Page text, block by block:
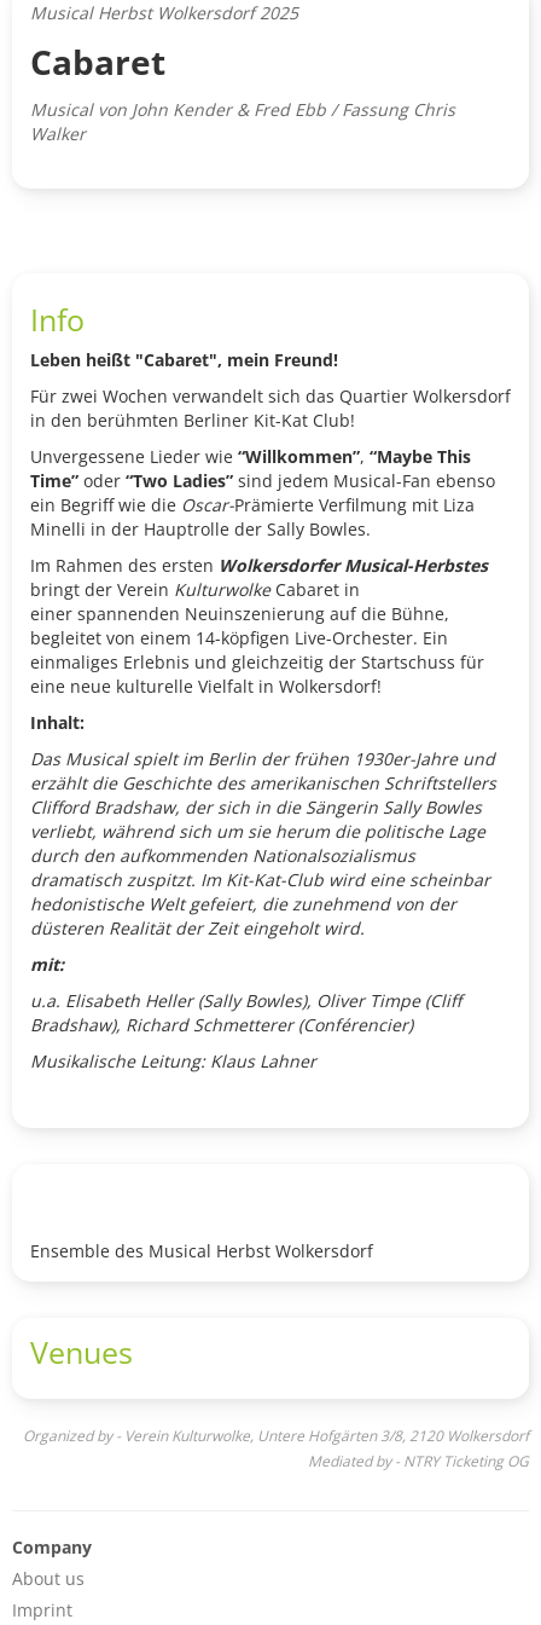
Musical Herbst Wolkersdorf 2025
Cabaret
Musical von John Kender & Fred Ebb / Fassung Chris
Walker
Info
Leben heißt "Cabaret", mein Freund!
Für zwei Wochen verwandelt sich das Quartier Wolkersdorf
in den berühmten Berliner Kit-Kat Club!
Unvergessene Lieder wie “Willkommen”, “Maybe This
Time” oder “Two Ladies” sind jedem Musical-Fan ebenso
ein Begriff wie die Oscar-Prämierte Verfilmung mit Liza
Minelli in der Hauptrolle der Sally Bowles.
Im Rahmen des ersten Wolkersdorfer Musical-Herbstes
bringt der Verein KulturwolkeCabaret in
einer spannenden Neuinszenierung auf die Bühne,
begleitet von einem 14-köpfigen Live-Orchester. Ein
einmaliges Erlebnis und gleichzeitig der Startschuss für
eine neue kulturelle Vielfalt in Wolkersdorf!
Inhalt:
Das Musical spielt im Berlin der frühen 1930er-Jahre und
erzählt die Geschichte des amerikanischen Schriftstellers
Clifford Bradshaw, der sich in die Sängerin Sally Bowles
verliebt, während sich um sie herum die politische Lage
durch den aufkommenden Nationalsozialismus
dramatisch zuspitzt. Im Kit-Kat-Club wird eine scheinbar
hedonistische Welt gefeiert, die zunehmend von der
düsteren Realität der Zeit eingeholt wird.
mit:
u.a. Elisabeth Heller (Sally Bowles), Oliver Timpe (Cliff
Bradshaw), Richard Schmetterer (Conférencier)
Musikalische Leitung: Klaus Lahner
Ensemble des Musical Herbst Wolkersdorf
Venues
Organized by - Verein Kulturwolke, Untere Hofgärten 3/8, 2120 Wolkersdorf
Mediated by - NTRY Ticketing OG
Company
About us
Imprint